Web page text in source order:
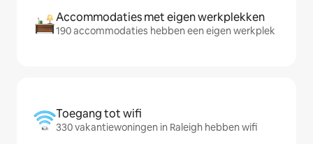
Accommodaties met eigen werkplekken
190 accommodaties hebben een eigen werkplek
Toegang tot wifi
330 vakantiewoningen in Raleigh hebben wifi